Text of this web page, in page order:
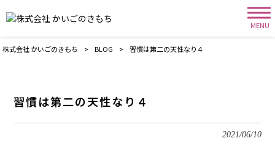
MENU
株式会社 かいごのきもち > BLOG > 習慣は第二の天性なり４
習慣は第二の天性なり４
2021/06/10